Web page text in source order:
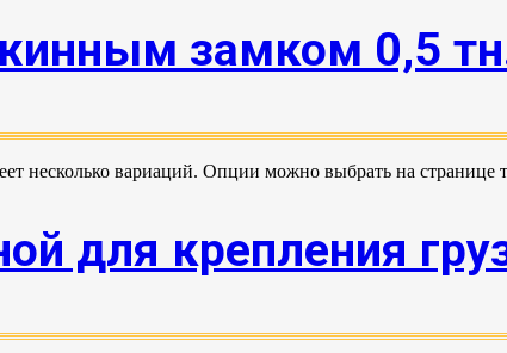
замком 0,5
несколько вариаций. Опции можно выбрать на странице
для крепления